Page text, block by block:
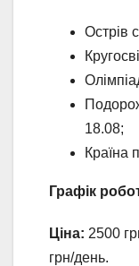
Острів
18.08;
Країна
Графік
Ціна: 2500
грн/день.